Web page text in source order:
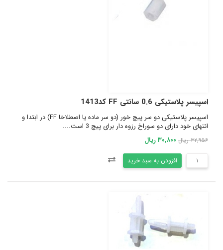
اسپیسر پلاستیکی 0.6 سانتی FF کد1413
اسپیسر پلاستیکی دو سر پیچ خور (دو سر ماده یا اصطلاخا FF) در ابتدا و
انتهای خود دارای دو سوراخ رزوه دار برای پیچ 3 است....
۳۲,۹۵۶ ریال ۳۰,۸۰۰ ریال
افزودن به سبد خرید